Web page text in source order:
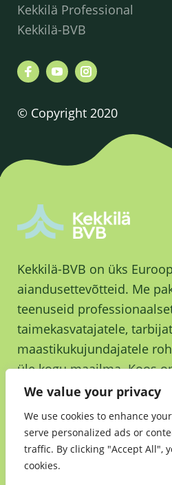
We value your privacy
We use cookies to enhance
serve personalized ads or
traffic. By clicking "Accept All",
cookies.
Kekkilä Professional
Kekkilä-BVB
© Copyright 2020
Kekkilä-BVB on üks
aiandusettevõtteid. Me
teenuseid
taimekasvatajatele,
maastikukujundajatele
üle kogu maailma. Koos
kasvame ja kasvatame
Jätkusuutlikkus